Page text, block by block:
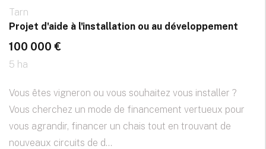
Tarn
Projet d'aide à l'installation ou au développement
100 000 €
5 ha
Vous êtes vigneron ou vous souhaitez vous installer ?
Vous cherchez un mode de financement vertueux pour
vous agrandir, financer un chais tout en trouvant de
nouveaux circuits de d...